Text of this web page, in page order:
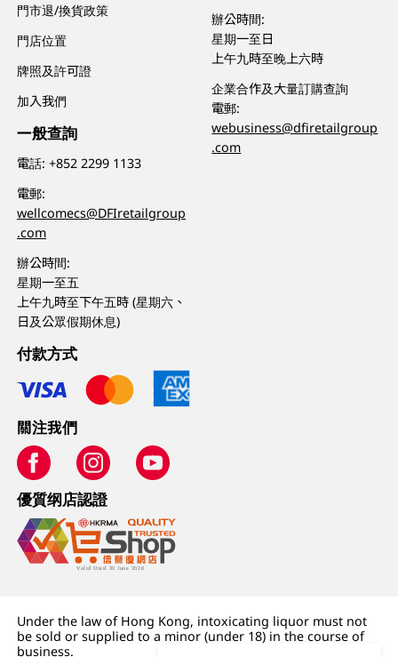
門市退/換貨政策
門店位置
牌照及許可證
加入我們
一般查詢
電話:+852 2299 1133
電郵:
wellcomecs@DFIretailgroup
.com
辦公時間:
星期一至五
上午九時至下午五時 (星期六、
日及公眾假期休息)
辦公時間:
星期一至日
上午九時至晚上六時
企業合作及大量訂購查詢
電郵:
webusiness@dfiretailgroup
.com
付款方式
關注我們
優質纲店認證
Under the law of Hong Kong, intoxicating liquor must not
be sold or supplied to a minor (under 18) in the course of
business.